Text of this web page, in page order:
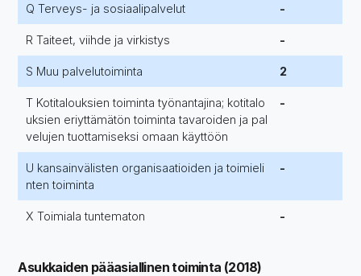
Q Terveys- ja sosiaalipalvelut -
R Taiteet, viihde ja virkistys -
S Muu palvelutoiminta 2
T Kotitalouksien toiminta työnantajina; kotitalo
uksien eriyttämätön toiminta tavaroiden ja pal
velujen tuottamiseksi omaan käyttöön
-
U kansainvälisten organisaatioiden ja toimieli
nten toiminta
-
X Toimiala tuntematon -
Asukkaiden pääasiallinen toiminta (2018)